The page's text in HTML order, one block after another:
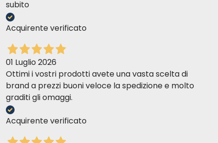
subito
Acquirente verificato
01 Luglio 2026
Ottimi i vostri prodotti avete una vasta scelta di
brand a prezzi buoni veloce la spedizione e molto
graditi gli omaggi.
Acquirente verificato